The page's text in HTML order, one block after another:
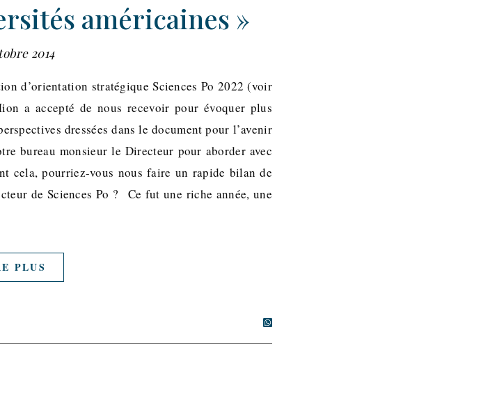
américaines »
2014
d’orientation stratégique Sciences Po 2022 (voir
a accepté de nous recevoir pour évoquer plus
dressées dans le document pour l’avenir
bureau monsieur le Directeur pour aborder avec
cela, pourriez-vous nous faire un rapide bilan de
de Sciences Po ? Ce fut une riche année, une
PLUS